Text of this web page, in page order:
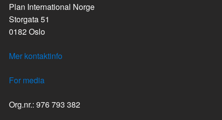
Plan International Norge
Storgata 51
0182 Oslo
Mer kontaktinfo
For media
Org.nr.: 976 793 382